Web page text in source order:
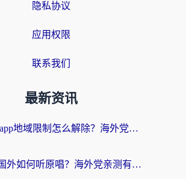
隐私协议
应用权限
联系我们
最新资讯
优酷手机app地域限制怎么解除？海外党亲测有效的追剧方案
全民K歌国外如何听原唱？海外党亲测有效的回国加速器选择指南